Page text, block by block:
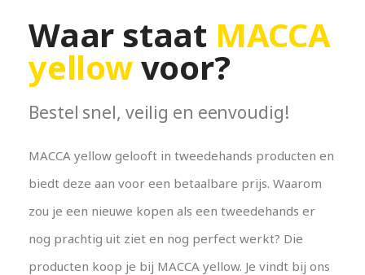
Waar staat MACCA
yellowvoor?
Bestel snel, veilig en eenvoudig!
MACCA yellow gelooft in tweedehands producten en
biedt deze aan voor een betaalbare prijs. Waarom
zou je een nieuwe kopen als een tweedehands er
nog prachtig uit ziet en nog perfect werkt? Die
producten koop je bij MACCA yellow. Je vindt bij ons